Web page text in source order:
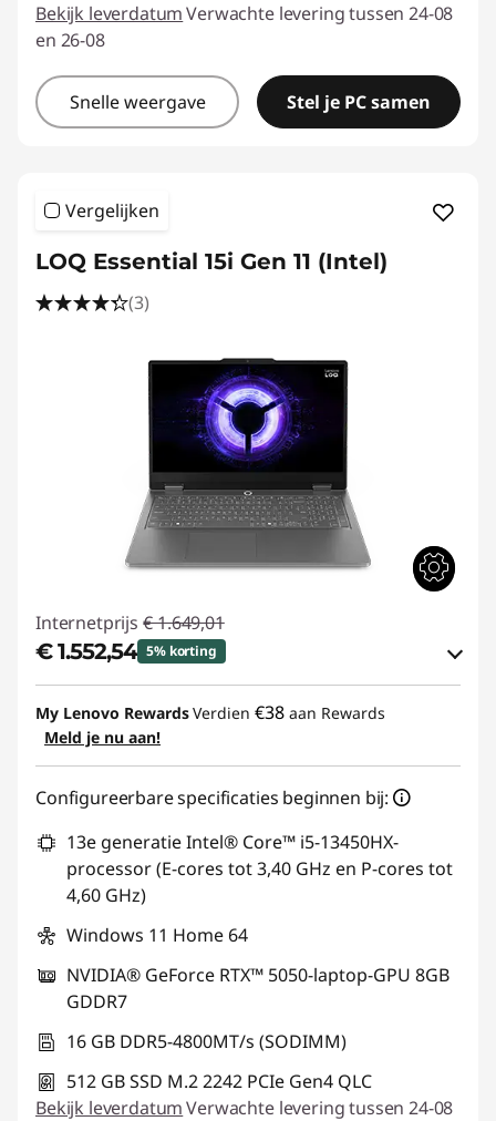
Bekijk leverdatumVerwachte levering tussen 24-08
en 26-08
Snelle weergave Stel je PC samen
Vergelijken
LOQ Essential 15i Gen 11 (Intel)
(3)
Internetprijs € 1.649,01
€ 1.552,54 5% korting
eCoupon-besparingen :-€ 96,47
eCoupon gebruiken :
My Lenovo RewardsVerdien €38 aan Rewards
Meld je nu aan!
Configureerbare specificaties beginnen bij:
13e generatie Intel® Core™ i5-13450HX-
processor (E-cores tot 3,40 GHz en P-cores tot
4,60 GHz)
Windows 11 Home 64
NVIDIA® GeForce RTX™ 5050-laptop-GPU 8GB
GDDR7
16 GB DDR5-4800MT/s (SODIMM)
512 GB SSD M.2 2242 PCIe Gen4 QLC
Bekijk leverdatumVerwachte levering tussen 24-08